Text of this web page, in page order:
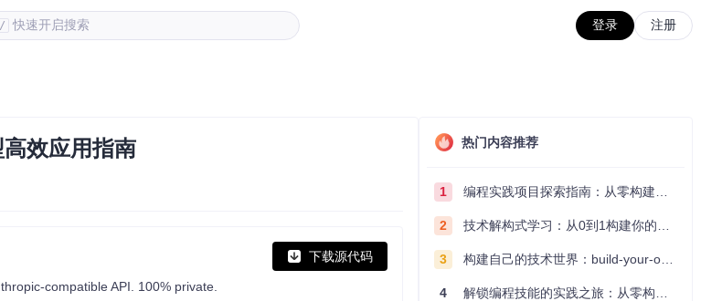
/ 快速开启搜索 登录 注册
效应用指南
下载源代码
compatible API. 100% private.
热门内容推荐
1 编程实践项目探索指南：从零构建技术能力体系
2 技术解构式学习：从0到1构建你的编程知识体系
3 构建自己的技术世界：build-your-own-x项目的实践探索指南
4 解锁编程技能的实践之旅：从零构建你的技术世界